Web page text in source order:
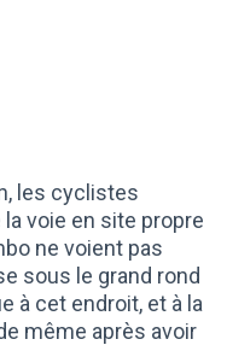
les cyclistes
voie en site propre
ne voient pas
sous le grand rond
à cet endroit, et à la
même après avoir